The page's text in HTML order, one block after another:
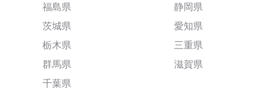
福島県
茨城県
栃木県
群馬県
千葉県
静岡県
愛知県
三重県
滋賀県